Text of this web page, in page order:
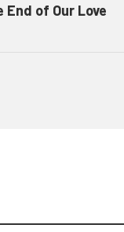
End of Our Love